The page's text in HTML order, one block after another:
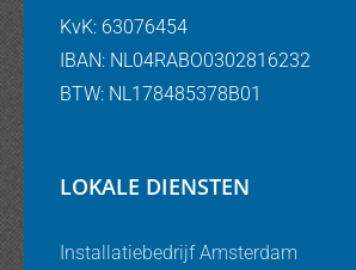
KvK: 63076454
IBAN: NL04RABO0302816232
BTW: NL178485378B01
LOKALE DIENSTEN
Installatiebedrijf Amsterdam